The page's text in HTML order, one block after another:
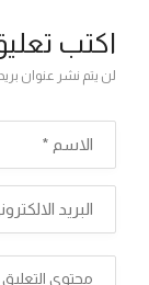
اكتب
لن يتم نشر عنوان